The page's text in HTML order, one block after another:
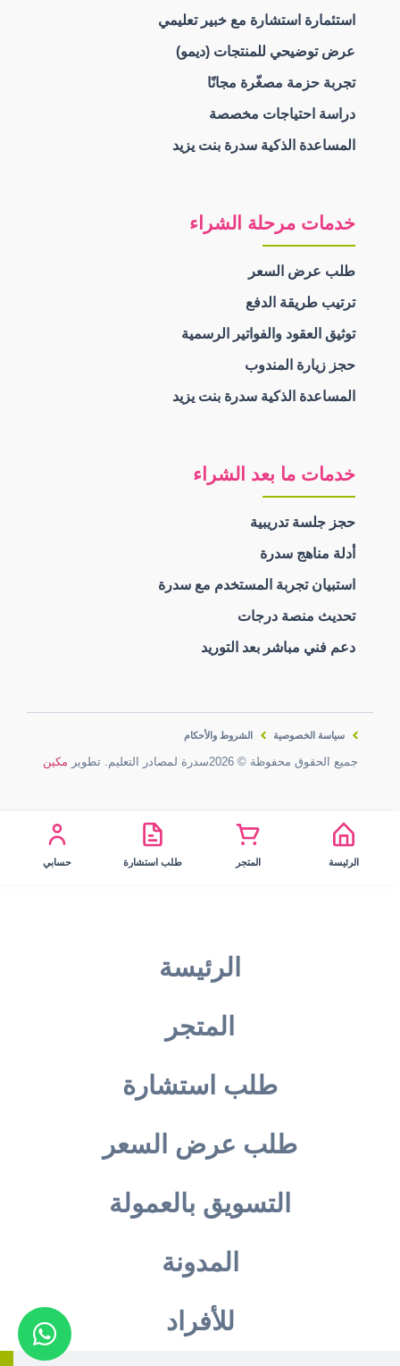
استئمارة استشارة مع خبير تعليمي
عرض توضيحي للمنتجات (ديمو)
تجربة حزمة مصغّرة مجانًا
دراسة احتياجات مخصصة
المساعدة الذكية سدرة بنت يزيد
خدمات مرحلة الشراء
طلب عرض السعر
ترتيب طريقة الدفع
توثيق العقود والفواتير الرسمية
حجز زيارة المندوب
المساعدة الذكية سدرة بنت يزيد
خدمات ما بعد الشراء
حجز جلسة تدريبية
أدلة مناهج سدرة
استبيان تجربة المستخدم مع سدرة
تحديث منصة درجات
دعم فني مباشر بعد التوريد
جميع الحقوق محفوظة © 2026سدرة لمصادر التعليم. تطوير مكين
سياسة الخصوصية الشروط والأحكام
الرئيسة المتجر طلب استشارة حسابي
الرئيسة
المتجر
طلب استشارة
طلب عرض السعر
التسويق بالعمولة
المدونة
للأفراد